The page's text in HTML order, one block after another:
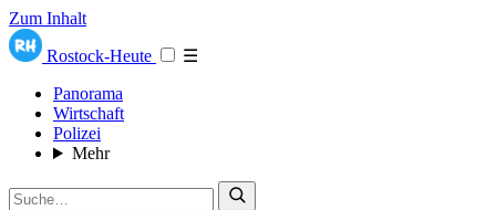
Zum Inhalt
Rostock-Heute
☰
Panorama
Wirtschaft
Polizei
Mehr